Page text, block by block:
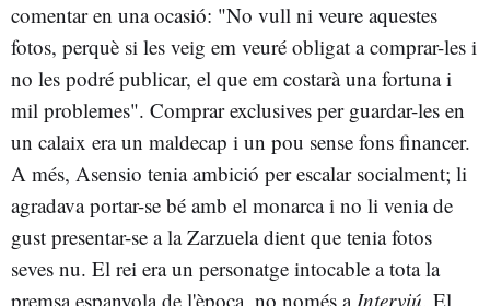
comentar en una ocasió: "No vull ni veure aquestes
fotos, perquè si les veig em veuré obligat a comprar-les i
no les podré publicar, el que em costarà una fortuna i
mil problemes". Comprar exclusives per guardar-les en
un calaix era un maldecap i un pou sense fons financer.
A més, Asensio tenia ambició per escalar socialment; li
agradava portar-se bé amb el monarca i no li venia de
gust presentar-se a la Zarzuela dient que tenia fotos
seves nu. El rei era un personatge intocable a tota la
premsa espanyola de l'època, no només aInterviú. El